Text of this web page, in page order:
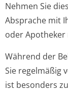
Nehmen Sie
Absprache mit
oder Apotheker
Während der
Sie regelmäßig
ist besonders